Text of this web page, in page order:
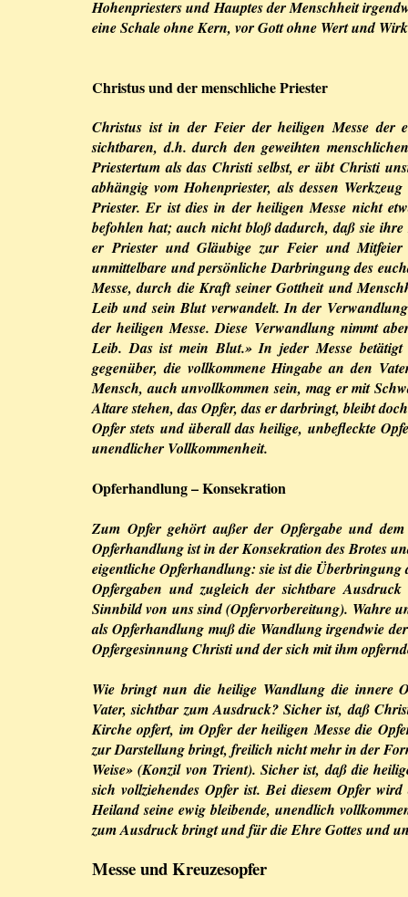
Hohenpriesters und Hauptes der Menschheit
eine Schale ohne Kern, vor Gott ohne Wert und
Christus und der menschliche Priester
Christus ist in der Feier der heiligen Messe der
sichtbaren, d.h. durch den geweihten
Priestertum als das Christi selbst, er übt Christi
abhängig vom Hohenpriester, als dessen
Priester. Er ist dies in der heiligen Messe nicht
befohlen hat; auch nicht bloß dadurch, daß sie
er Priester und Gläubige zur Feier und
unmittelbare und persönliche Darbringung des
Messe, durch die Kraft seiner Gottheit und
Leib und sein Blut verwandelt. In der
der heiligen Messe. Diese Verwandlung nimmt
Leib. Das ist mein Blut.» In jeder Messe
gegenüber, die vollkommene Hingabe an den
Mensch, auch unvollkommen sein, mag er mit
Altare stehen, das Opfer, das er darbringt, bleibt
Opfer stets und überall das heilige, unbefleckte
unendlicher Vollkommenheit.
Opferhandlung – Konsekration
Zum Opfer gehört außer der Opfergabe und
Opferhandlung ist in der Konsekration des Brotes
eigentliche Opferhandlung: sie ist die
Opfergaben und zugleich der sichtbare
Sinnbild von uns sind (Opfervorbereitung). Wahre
als Opferhandlung muß die Wandlung irgendwie
Opfergesinnung Christi und der sich mit ihm
Wie bringt nun die heilige Wandlung die innere
Vater, sichtbar zum Ausdruck? Sicher ist, daß
Kirche opfert, im Opfer der heiligen Messe die
zur Darstellung bringt, freilich nicht mehr in der
Weise» (Konzil von Trient). Sicher ist, daß die
sich vollziehendes Opfer ist. Bei diesem Opfer
Heiland seine ewig bleibende, unendlich
zum Ausdruck bringt und für die Ehre Gottes und
Messe und Kreuzesopfer